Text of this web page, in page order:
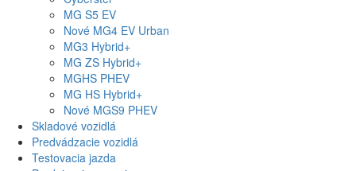
MG S5 EV
Nové MG4 EV Urban
MG3 Hybrid+
MG ZS Hybrid+
MGHS PHEV
MG HS Hybrid+
Nové MGS9 PHEV
Skladové vozidlá
Predvádzacie vozidlá
Testovacia jazda